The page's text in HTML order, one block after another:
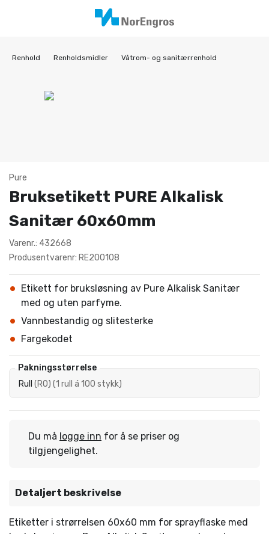
Renhold Renholdsmidler Våtrom- og sanitærrenhold
Pure
Bruksetikett PURE Alkalisk
Sanitær 60x60mm
Varenr.: 432668
Produsentvarenr: RE200108
Etikett for bruksløsning av Pure Alkalisk Sanitær
med og uten parfyme.
Vannbestandig og slitesterke
Fargekodet
Pakningsstørrelse
Rull (RO) (1 rull á 100 stykk)
Du må logge inn for å se priser og
tilgjengelighet.
Detaljert beskrivelse
Etiketter i strørrelsen 60x60 mm for sprayflaske med